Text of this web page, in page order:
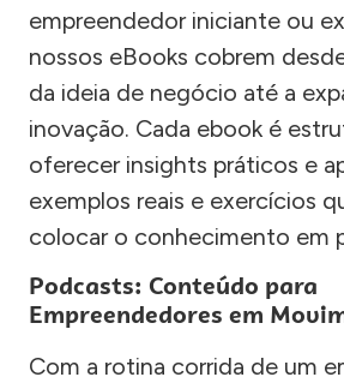
empreendedor iniciante ou
nossos eBooks cobrem
da ideia de negócio até a
inovação. Cada ebook é
oferecer insights práticos e
exemplos reais e exercícios
colocar o conhecimento em
Podcasts: Conteúdo para
Empreendedores em
Com a rotina corrida de um